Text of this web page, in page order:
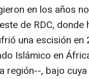
en los años
de RDC,
una escisión en
Islámico en
región--, bajo